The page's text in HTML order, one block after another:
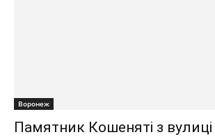
Воронеж
Памятник Кошеняті з